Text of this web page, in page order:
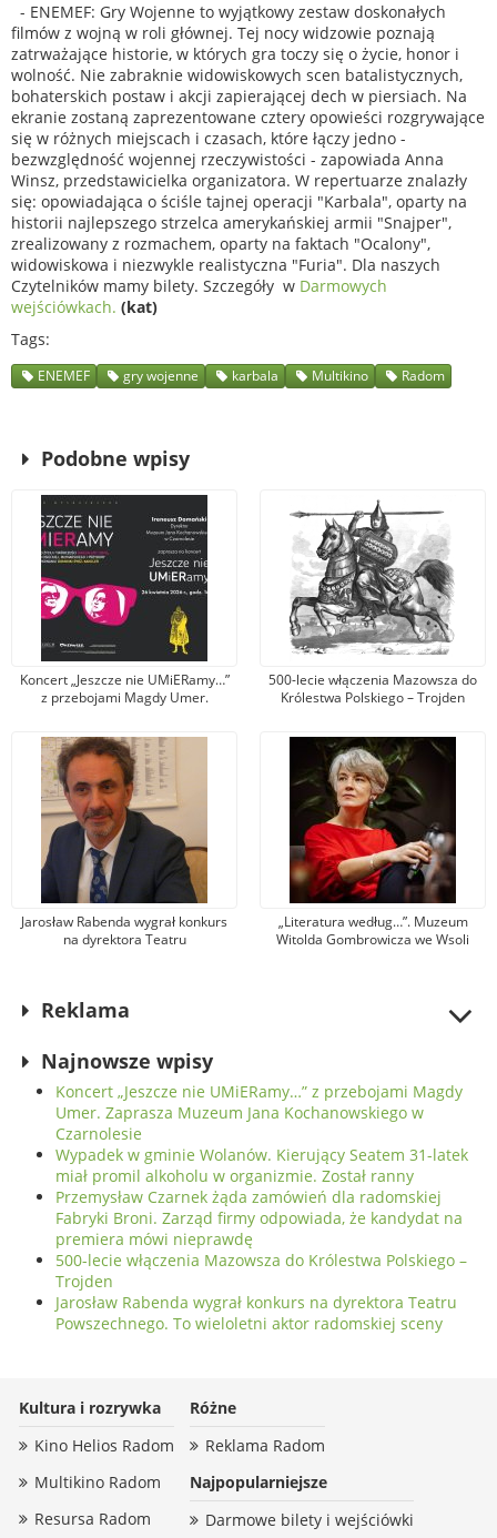
- ENEMEF: Gry Wojenne to wyjątkowy zestaw doskonałych
filmów z wojną w roli głównej. Tej nocy widzowie poznają
zatrważające historie, w których gra toczy się o życie, honor i
wolność. Nie zabraknie widowiskowych scen batalistycznych,
bohaterskich postaw i akcji zapierającej dech w piersiach. Na
ekranie zostaną zaprezentowane cztery opowieści rozgrywające
się w różnych miejscach i czasach, które łączy jedno -
bezwzględność wojennej rzeczywistości - zapowiada Anna
Winsz, przedstawicielka organizatora. W repertuarze znalazły
się: opowiadająca o ściśle tajnej operacji "Karbala", oparty na
historii najlepszego strzelca amerykańskiej armii "Snajper",
zrealizowany z rozmachem, oparty na faktach "Ocalony",
widowiskowa i niezwykle realistyczna "Furia". Dla naszych
Czytelników mamy bilety. Szczegóły w Darmowych
wejściówkach. (kat)
Tags
ENEMEF gry wojenne karbala Multikino Radom
Podobne wpisy
Koncert „Jeszcze nie UMiERamy…”
z przebojami Magdy Umer.
Kochanowskiego w Czarnolesie
500-lecie włączenia Mazowsza do
Królestwa Polskiego – Trojden
Jarosław Rabenda wygrał konkurs
na dyrektora Teatru
„Literatura według…”. Muzeum
Witolda Gombrowicza we Wsoli
Reklama
Najnowsze wpisy
Koncert „Jeszcze nie UMiERamy…” z przebojami Magdy
Umer. Zaprasza Muzeum Jana Kochanowskiego w
Czarnolesie
Wypadek w gminie Wolanów. Kierujący Seatem 31-latek
miał promil alkoholu w organizmie. Został ranny
Przemysław Czarnek żąda zamówień dla radomskiej
Fabryki Broni. Zarząd firmy odpowiada, że kandydat na
premiera mówi nieprawdę
500-lecie włączenia Mazowsza do Królestwa Polskiego –
Trojden
Jarosław Rabenda wygrał konkurs na dyrektora Teatru
Powszechnego. To wieloletni aktor radomskiej sceny
Kultura i rozrywka
Kino Helios Radom
Multikino Radom
Resursa Radom
Różne
Reklama Radom
Najpopularniejsze
Darmowe bilety i wejściówki